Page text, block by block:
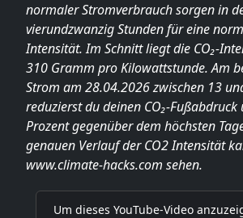
normaler Stromverbrauch sorgen in
vierundzwanzig Stunden für eine
Intensität. Im Schnitt liegt die CO₂-
310 Gramm pro Kilowattstunde. Am
Strom am 28.04.2026 zwischen 13
reduzierst du deinen CO₂-Fußabdruck
Prozent gegenüber dem höchsten
genauen Verlauf der CO2 Intensität
www.climate-hacks.com sehen.
Um dieses YouTube-Video